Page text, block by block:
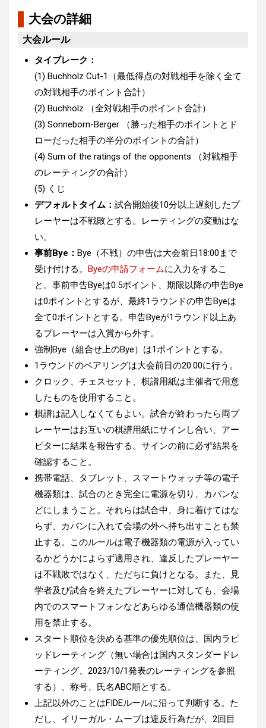
大会の詳細
大会ルール
タイブレーク：
(1) Buchholz Cut-1（最低得点の対戦相手を除く全て
の対戦相手のポイント合計）
(2) Buchholz （全対戦相手のポイント合計）
(3) Sonneborn-Berger （勝った相手のポイントとド
ローだった相手の半分のポイントの合計）
(4) Sum of the ratings of the opponents （対戦相手
のレーティングの合計）
(5) くじ
デフォルトタイム： 試合開始後10分以上遅刻したプ
レーヤーは不戦敗とする。レーティングの変動はな
い。
事前Bye： Bye（不戦）の申告は大会前日18:00まで
受け付ける。 Byeの申請フォームに入力をするこ
と。事前申告Byeは0.5ポイント、期限以降の申告Bye
は0ポイントとするが、最終1ラウンドの申告Byeは
全て0ポイントとする。申告Byeが1ラウンド以上あ
るプレーヤーは入賞から外す。
強制Bye（組合せ上のBye）は1ポイントとする。
1ラウンドのペアリングは大会前日の20:00に行う。
クロック、チェスセット、棋譜用紙は主催者で用意
したものを使用すること。
棋譜は記入しなくてもよい。試合が終わったら両プ
レーヤーはお互いの棋譜用紙にサインし合い、アー
ビターに結果を報告する。サインの前に必ず結果を
確認すること。
携帯電話、タブレット、スマートウォッチ等の電子
機器類は、試合のとき完全に電源を切り、カバンな
どにしまうこと。それらは試合中、身に着けてはな
らず、カバンに入れて会場の外へ持ち出すことも禁
止する。このルールは電子機器類の電源が入ってい
るかどうかによらず適用され、違反したプレーヤー
は不戦敗ではなく、ただちに負けとなる。また、見
学者及び試合を終えたプレーヤーに対しても、会場
内でのスマートフォンなどあらゆる通信機器類の使
用を禁止する。
スタート順位を決める基準の優先順位は、国内ラピ
ッドレーティング（無い場合は国内スタンダードレ
ーティング、 2023/10/1発表のレーティングを参照
する）、称号、氏名ABC順とする。
上記以外のことはFIDEルールに沿って判断する。た
だし、イリーガル・ムーブは違反行為だが、2回目